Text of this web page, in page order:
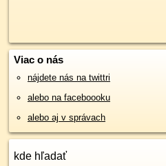
Viac o nás
nájdete nás na twittri
alebo na faceboooku
alebo aj v správach
kde hľadať